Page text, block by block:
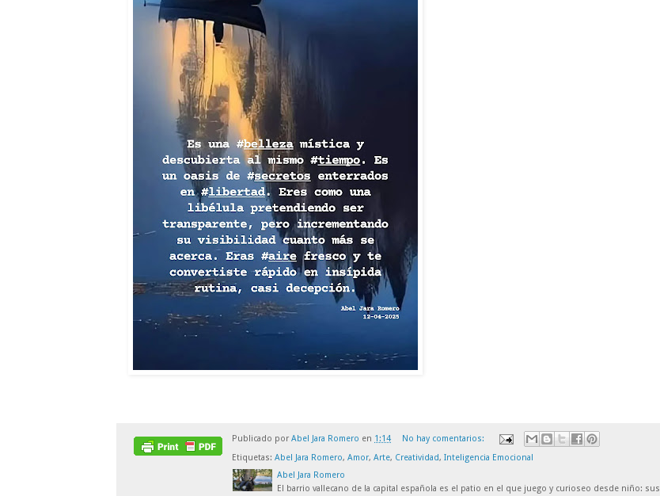
Publicado por Abel Jara Romero en 1:14
No hay comentarios:
Etiquetas: Abel Jara Romero, Amor, Arte, Creatividad, Inteligencia Emocional
Abel Jara Romero
El barrio vallecano de la capital española es el patio en el que juego y curioseo desde niño: sus